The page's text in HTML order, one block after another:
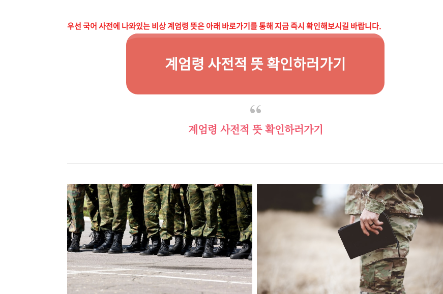
우선 국어 사전에 나와있는 비상 계엄령 뜻은 아래 바로가기를 통해 지금 즉시 확인해보시길 바랍니다.
계엄령 사전적 뜻 확인하러가기
계엄령 사전적 뜻 확인하러가기